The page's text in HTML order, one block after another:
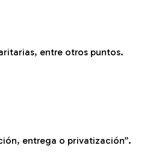
entre otros puntos.
entrega o privatización”.